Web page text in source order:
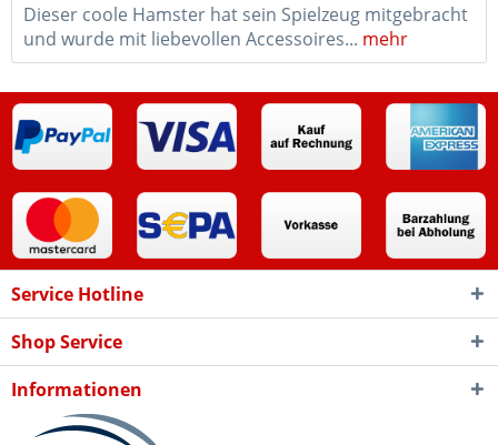
Dieser coole Hamster hat sein Spielzeug mitgebracht
und wurde mit liebevollen Accessoires... mehr
Service Hotline
Shop Service
Informationen